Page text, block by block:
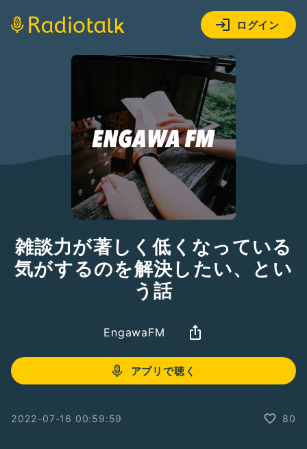
ログイン
雑談力が著しく低くなっている
気がするのを解決したい、とい
う話
EngawaFM
アプリで聴く
2022-07-16 00:59:59 80